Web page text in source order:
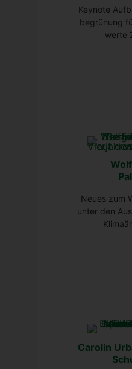
Key­note
be­grü­nung
wer­te
Neu­es zum
unter den
Caro­lin